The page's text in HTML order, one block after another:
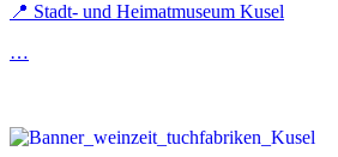
📍 Stadt- und Heimatmuseum Kusel
…